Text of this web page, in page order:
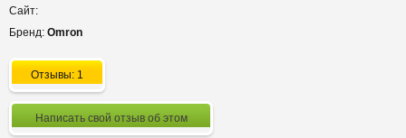
Сайт:
Бренд: Omron
Отзывы: 1
Написать свой отзыв об этом